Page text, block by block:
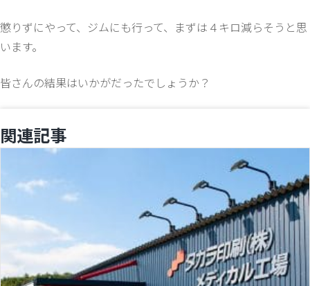
懲りずにやって、ジムにも行って、まずは４キロ減らそうと思
います。
皆さんの結果はいかがだったでしょうか？
関連記事